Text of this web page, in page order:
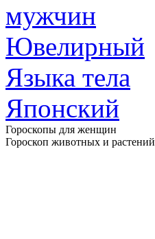
мужчин
Ювелирный
Языка тела
Японский
Гороскопы для женщин
Гороскоп животных и растений